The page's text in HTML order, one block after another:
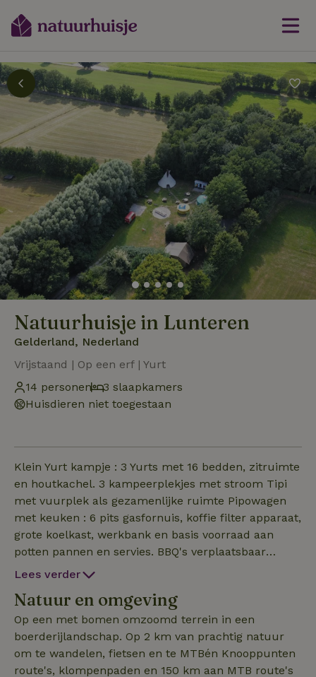
Natuurhuisje in Lunteren
Gelderland, Nederland
Vrijstaand | Op een erf | Yurt
14 personen
3 slaapkamers
Huisdieren niet toegestaan
Klein Yurt kampje : 3 Yurts met 16 bedden, zitruimte
en houtkachel. 3 kampeerplekjes met stroom Tipi
met vuurplek als gezamenlijke ruimte Pipowagen
met keuken : 6 pits gasfornuis, koffie filter apparaat,
grote koelkast, werkbank en basis voorraad aan
potten pannen en servies. BBQ's verplaatsbaar
kunnen ook in de tipi Hottub Speelveldje Zit
3* toilet en 3* wasruimte) incl. hout om alles warm
te stoken, MTB route vanaf terrein. Catering
mogelijk (E)MTB verhuur op het terrein.
Lees verder
Natuur en omgeving
Op een met bomen omzoomd terrein in een
boerderijlandschap. Op 2 km van prachtig natuur
om te wandelen, fietsen en te MTBén Knooppunten
route's, klompenpaden en 150 km aan MTB route's